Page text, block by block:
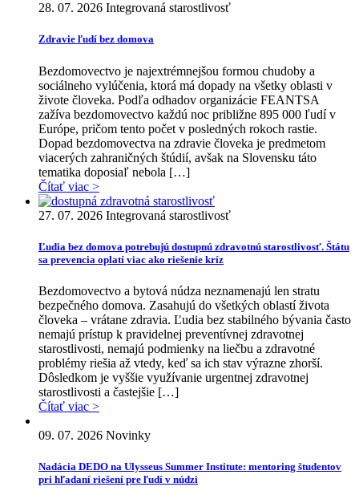
28. 07. 2026 Integrovaná starostlivosť
Zdravie ľudí bez domova
Bezdomovectvo je najextrémnejšou formou chudoby a
sociálneho vylúčenia, ktorá má dopady na všetky oblasti v
živote človeka. Podľa odhadov organizácie FEANTSA
zažíva bezdomovectvo každú noc približne 895 000 ľudí v
Európe, pričom tento počet v posledných rokoch rastie.
Dopad bezdomovectva na zdravie človeka je predmetom
viacerých zahraničných štúdií, avšak na Slovensku táto
tematika doposiaľ nebola […]
Čítať viac >
27. 07. 2026 Integrovaná starostlivosť
Ľudia bez domova potrebujú dostupnú zdravotnú starostlivosť. Štátu
sa prevencia oplatí viac ako riešenie kríz
Bezdomovectvo a bytová núdza neznamenajú len stratu
bezpečného domova. Zasahujú do všetkých oblastí života
človeka – vrátane zdravia. Ľudia bez stabilného bývania často
nemajú prístup k pravidelnej preventívnej zdravotnej
starostlivosti, nemajú podmienky na liečbu a zdravotné
problémy riešia až vtedy, keď sa ich stav výrazne zhorší.
Dôsledkom je vyššie využívanie urgentnej zdravotnej
starostlivosti a častejšie […]
Čítať viac >
09. 07. 2026 Novinky
Nadácia DEDO na Ulysseus Summer Institute: mentoring študentov
pri hľadaní riešení pre ľudí v núdzi